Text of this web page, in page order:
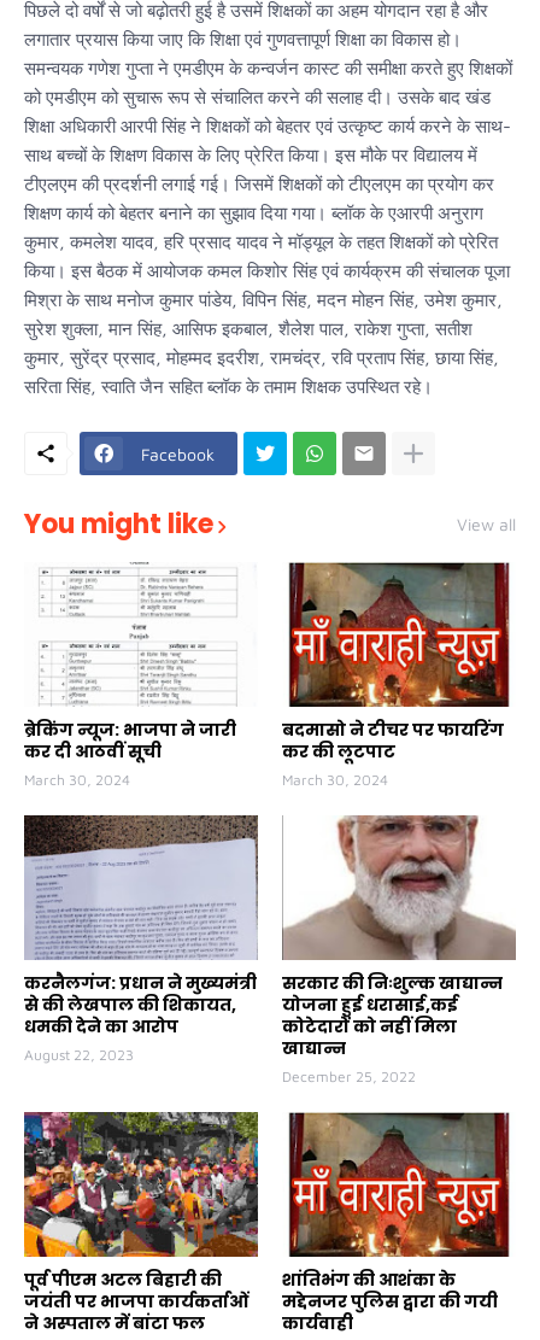
पिछले दो वर्षों से जो बढ़ोतरी हुई है उसमें शिक्षकों का अहम योगदान रहा है और
लगातार प्रयास किया जाए कि शिक्षा एवं गुणवत्तापूर्ण शिक्षा का विकास हो।
समन्वयक गणेश गुप्ता ने एमडीएम के कन्वर्जन कास्ट की समीक्षा करते हुए शिक्षकों
को एमडीएम को सुचारू रूप से संचालित करने की सलाह दी। उसके बाद खंड
शिक्षा अधिकारी आरपी सिंह ने शिक्षकों को बेहतर एवं उत्कृष्ट कार्य करने के साथ-
साथ बच्चों के शिक्षण विकास के लिए प्रेरित किया। इस मौके पर विद्यालय में
टीएलएम की प्रदर्शनी लगाई गई। जिसमें शिक्षकों को टीएलएम का प्रयोग कर
शिक्षण कार्य को बेहतर बनाने का सुझाव दिया गया। ब्लॉक के एआरपी अनुराग
कुमार, कमलेश यादव, हरि प्रसाद यादव ने मॉड्यूल के तहत शिक्षकों को प्रेरित
किया। इस बैठक में आयोजक कमल किशोर सिंह एवं कार्यक्रम की संचालक पूजा
मिश्रा के साथ मनोज कुमार पांडेय, विपिन सिंह, मदन मोहन सिंह, उमेश कुमार,
सुरेश शुक्ला, मान सिंह, आसिफ इकबाल, शैलेश पाल, राकेश गुप्ता, सतीश
कुमार, सुरेंद्र प्रसाद, मोहम्मद इदरीश, रामचंद्र, रवि प्रताप सिंह, छाया सिंह,
सरिता सिंह, स्वाति जैन सहित ब्लॉक के तमाम शिक्षक उपस्थित रहे।
Facebook
You might like View all
ब्रेकिंग न्यूज: भाजपा ने जारी
कर दी आठवीं सूची
March 30, 2024
बदमासो ने टीचर पर फायरिंग
कर की लूटपाट
March 30, 2024
करनैलगंज: प्रधान ने मुख्यमंत्री
से की लेखपाल की शिकायत,
धमकी देने का आरोप
August 22, 2023
सरकार की निःशुल्क खाद्यान्न
योजना हुई धरासाई,कई
कोटेदारों को नहीं मिला
खाद्यान्न
December 25, 2022
पूर्व पीएम अटल बिहारी की
जयंती पर भाजपा कार्यकर्ताओं
ने अस्पताल में बांटा फल
शांतिभंग की आशंका के
मद्देनजर पुलिस द्वारा की गयी
कार्यवाही